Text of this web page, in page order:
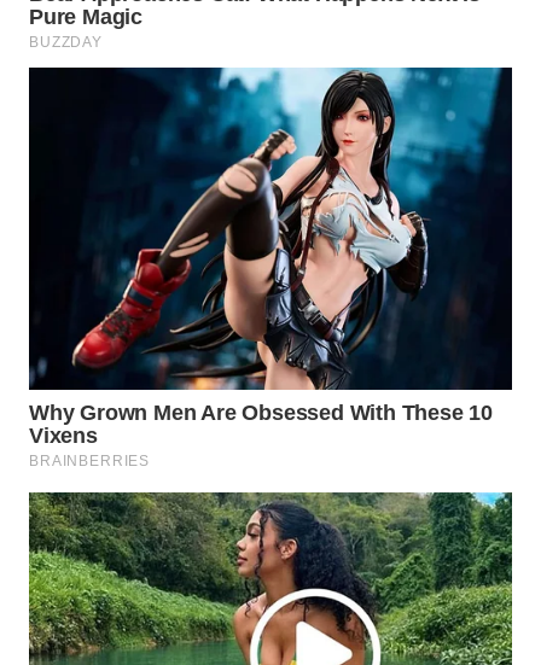
WN
SUBANG
PURWAKARTA
PRIANGAN
TIMUR
WN
SEMARANG
WN
SOLO
WN
BOROBUDUR